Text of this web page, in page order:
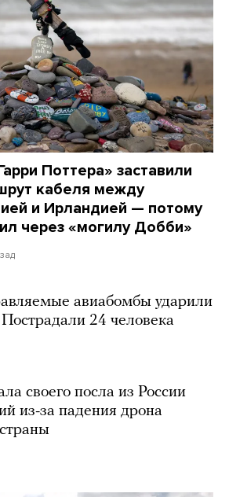
Поттера» заставили
кабеля между
и Ирландией — потому
через «могилу Добби»
авиабомбы ударили
24 человека
своего посла из России
из-за падения дрона